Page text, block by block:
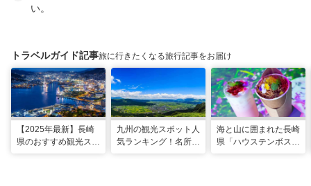
い。
トラベルガイド記事旅に行きたくなる旅行記事をお届け
【2025年最新】長崎
県のおすすめ観光スポ
九州の観光スポット人
気ランキング！名所も
海と山に囲まれた長崎
県「ハウステンボス」